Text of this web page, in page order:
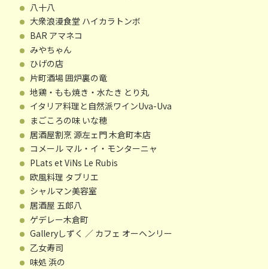
八十八
大衆浪漫食堂 ハイカラトンボ
BAR アマネコ
みやちゃん
ひげの店
片町酒場 囲炉裏の竜
地鶏・もも焼き・水たき とり丸
イタリア料理と自然派ワインUva-Uva
まごころの味 いな穂
居酒屋割烹 源左ェ門 木倉町本店
コメール マル・イ・モンターニャ
PLats et ViNs Le Rubis
欧風料理 タブリエ
シャルマン美容室
居酒屋 五郎八
ゲデレー木倉町
Galleryしずく ／ カフェ オーヘンリー
乙女寿司
味処 浜の